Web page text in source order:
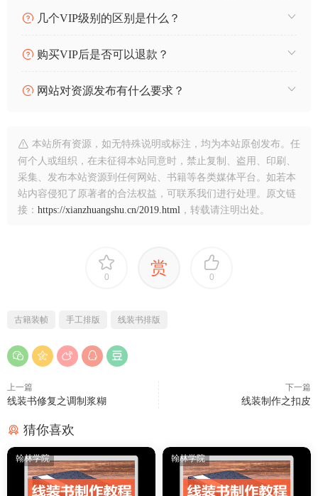
几个VIP级别的区别是什么？
购买VIP后是否可以退款？
网站对资源发布有什么要求？
本站所有资源，如无特殊说明或标注，均为本站原创发布。任
何个人或组织，在未征得本站同意时，禁止复制、盗用、印刷、
采集、发布本站资源到任何网站、书籍等各类媒体平台。如若本
站内容侵犯了原著者的合法权益，可联系我们进行处理。原文链
接： https://xianzhuangshu.cn/2019.html ，转载请注明出处。
0 赏 0
古籍装帧 手工排版 线装书排版
上一篇
线装书修复之调制浆糊
下一篇
线装制作之扣皮
猜你喜欢
翰林学院 翰林学院